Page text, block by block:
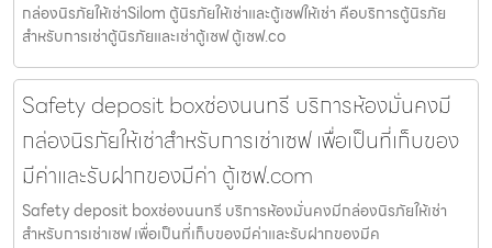
กล่องนิรภัยให้เช่าSilom ตู้นิรภัยให้เช่าและตู้เซฟให้เช่า คือบริการตู้นิรภัย
สำหรับการเช่าตู้นิรภัยและเช่าตู้เซฟ ตู้เซฟ.co
Safety deposit boxช่องนนทรี บริการห้องมั่นคงมี
กล่องนิรภัยให้เช่าสำหรับการเช่าเซฟ เพื่อเป็นที่เก็บของ
มีค่าและรับฝากของมีค่า ตู้เซฟ.com
Safety deposit boxช่องนนทรี บริการห้องมั่นคงมีกล่องนิรภัยให้เช่า
สำหรับการเช่าเซฟ เพื่อเป็นที่เก็บของมีค่าและรับฝากของมีค